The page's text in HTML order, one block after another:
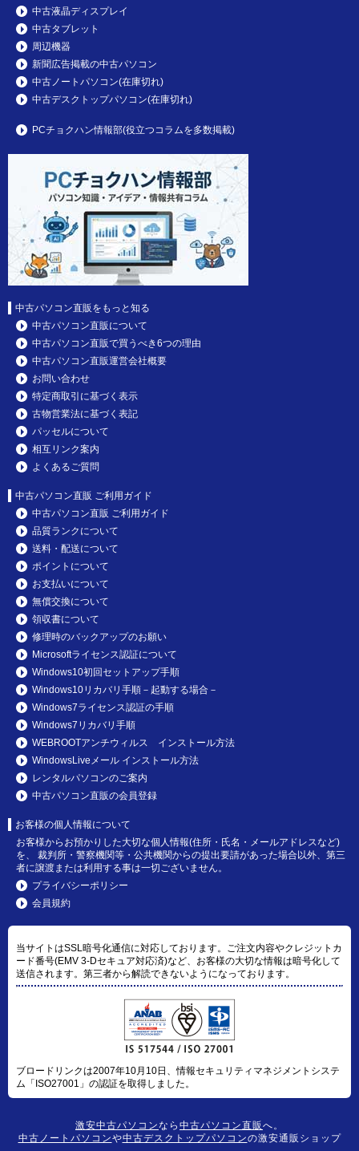
中古液晶ディスプレイ
中古タブレット
周辺機器
新聞広告掲載の中古パソコン
中古ノートパソコン(在庫切れ)
中古デスクトップパソコン(在庫切れ)
PCチョクハン情報部(役立つコラムを多数掲載)
中古パソコン直販をもっと知る
中古パソコン直販について
中古パソコン直販で買うべき6つの理由
中古パソコン直販運営会社概要
お問い合わせ
特定商取引に基づく表示
古物営業法に基づく表記
パッセルについて
相互リンク案内
よくあるご質問
中古パソコン直販 ご利用ガイド
中古パソコン直販 ご利用ガイド
品質ランクについて
送料・配送について
ポイントについて
お支払いについて
無償交換について
領収書について
修理時のバックアップのお願い
Microsoftライセンス認証について
Windows10初回セットアップ手順
Windows10リカバリ手順－起動する場合－
Windows7ライセンス認証の手順
Windows7リカバリ手順
WEBROOTアンチウィルス インストール方法
WindowsLiveメール インストール方法
レンタルパソコンのご案内
中古パソコン直販の会員登録
お客様の個人情報について
お客様からお預かりした大切な個人情報(住所・氏名・メールアドレスなど)
を、 裁判所・警察機関等・公共機関からの提出要請があった場合以外、第三
者に譲渡または利用する事は一切ございません。
プライバシーポリシー
会員規約
当サイトはSSL暗号化通信に対応しております。ご注文内容やクレジットカ
ード番号(EMV 3-Dセキュア対応済)など、お客様の大切な情報は暗号化して
送信されます。第三者から解読できないようになっております。
ブロードリンクは2007年10月10日、情報セキュリティマネジメントシステ
ム「ISO27001」の認証を取得しました。
激安中古パソコンなら 中古パソコン直販 へ。
中古ノートパソコンや中古デスクトップパソコンの激安通販ショップ